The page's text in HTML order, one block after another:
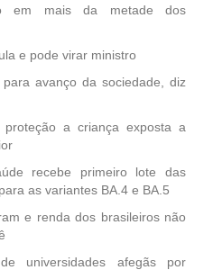
em mais da metade dos
e pode virar ministro
avanço da sociedade, diz
a criança exposta a
recebe primeiro lote das
as variantes BA.4 e BA.5
e renda dos brasileiros não
universidades afegãs por